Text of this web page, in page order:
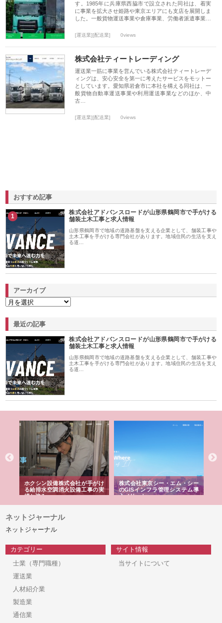
す。1985年に兵庫県西脇市で設立された同社は、着実
に事業を拡大させ姫路や東京エリアにも支店を展開しま
した。一般貨物運送事業や倉庫事業、労働者派遣事業…
[運送業][配送業] 0views
株式会社ティートレーディング
運送業一筋に事業を営んでいる株式会社ティートレーデ
ィングは、安心安全を第一に考えたサービスをモットー
としています。愛知県岩倉市に本社を構える同社は、一
般貨物自動車運送事業や利用運送事業などのほか、中
古…
[運送業][配送業] 0views
おすすめ記事
1
株式会社アドバンスロードが山形県鶴岡市で手がける
舗装土木工事と求人情報
山形県鶴岡市で地域の道路基盤を支える企業として、舗装工事や
土木工事を手がける専門会社があります。地域住民の生活を支え
る道…
アーカイブ
最近の記事
株式会社アドバンスロードが山形県鶴岡市で手がける
舗装土木工事と求人情報
山形県鶴岡市で地域の道路基盤を支える企業として、舗装工事や
土木工事を手がける専門会社があります。地域住民の生活を支え
る道…
ホクシン設備株式会社が手がけ
る給排水空調消火設備工事の実
績と強み
株式会社東京シー・エム・シー
のGISインフラ管理システム導
入メリット
ネットジャーナル
ネットジャーナル
カテゴリー
士業（専門職種）
運送業
人材紹介業
製造業
通信業
サイト情報
当サイトについて